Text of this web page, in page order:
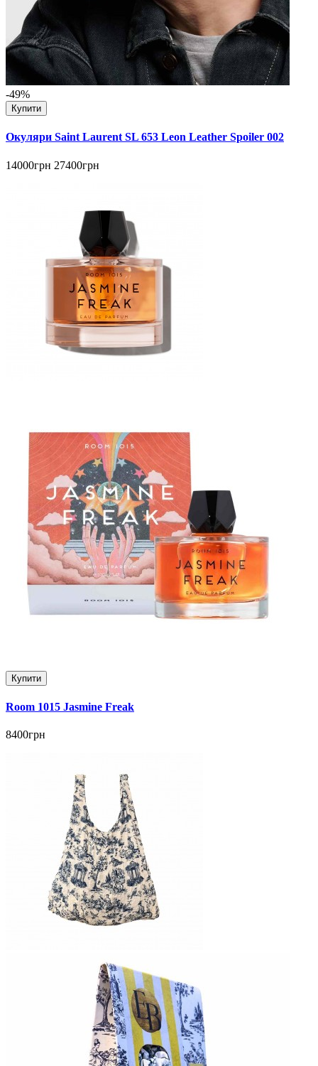
-49%
Купити
Окуляри Saint Laurent SL 653 Leon Leather Spoiler 002
14000грн 27400грн
Купити
Room 1015 Jasmine Freak
8400грн